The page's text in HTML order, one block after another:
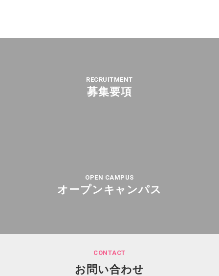
RECRUITMENT
募集要項
OPEN CAMPUS
オープンキャンパス
CONTACT
お問い合わせ